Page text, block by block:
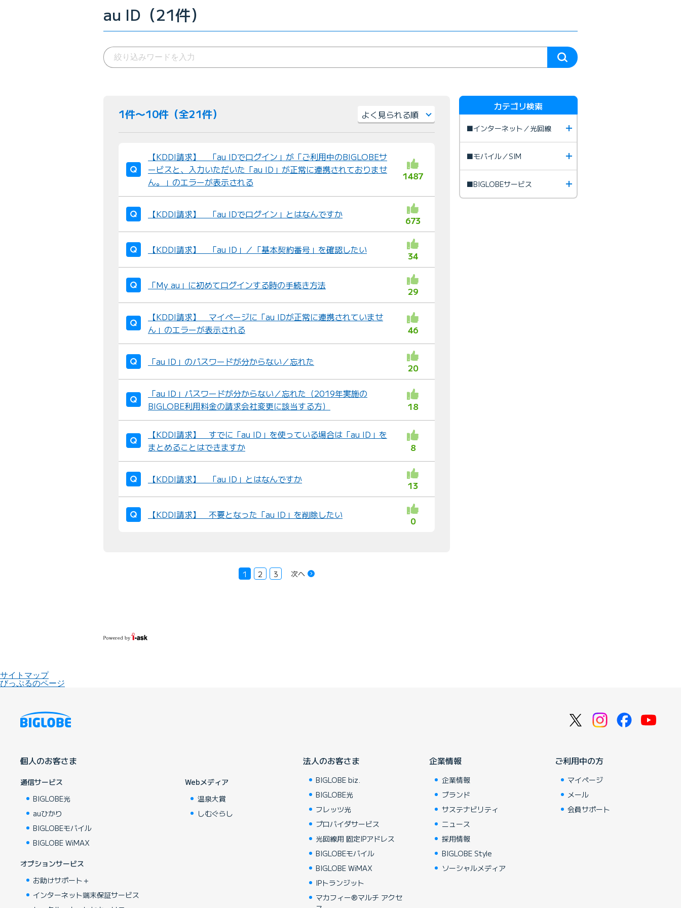
au ID（21件）
1件〜10件（全21件）
並
替
え
【KDDI請求】 「au IDでログイン」が「ご利用中のBIGLOBEサ
ービスと、入力いただいた「au ID」が正常に連携されておりませ
ん。」のエラーが表示される
1487
【KDDI請求】 「au IDでログイン」とはなんですか
673
【KDDI請求】 「au ID」／「基本契約番号」を確認したい
34
「My au」に初めてログインする時の手続き方法
29
【KDDI請求】 マイページに「au IDが正常に連携されていませ
ん」のエラーが表示される
46
「au ID」のパスワードが分からない／忘れた
20
「au ID」パスワードが分からない／忘れた（2019年実施の
BIGLOBE利用料金の請求会社変更に該当する方）
18
【KDDI請求】 すでに「au ID」を使っている場合は「au ID」を
まとめることはできますか
8
【KDDI請求】 「au ID」とはなんですか
13
【KDDI請求】 不要となった「au ID」を削除したい
0
1 2 3 次へ
カテゴリ検索
■インターネット／光回線
■モバイル／SIM
■BIGLOBEサービス
サイトマップ
びっぷるのページ
個人のお客さま
通信サービス
BIGLOBE光
auひかり
BIGLOBEモバイル
BIGLOBE WiMAX
オプションサービス
お助けサポート＋
インターネット端末保証サービス
Webメディア
温泉大賞
しむぐらし
法人のお客さま
BIGLOBE biz.
BIGLOBE光
フレッツ光
プロバイダサービス
光回線用 固定IPアドレス
BIGLOBEモバイル
BIGLOBE WiMAX
IPトランジット
マカフィー®マルチ アクセ
企業情報
企業情報
ブランド
サステナビリティ
ニュース
採用情報
BIGLOBE Style
ソーシャルメディア
ご利用中の方
マイページ
メール
会員サポート